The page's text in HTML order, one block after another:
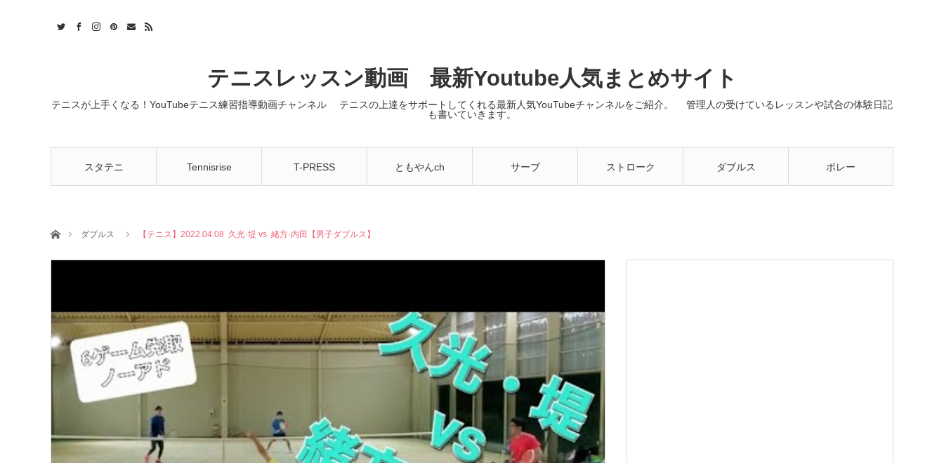
テニスレッスン動画 最新Youtube人気まとめサイト
テニスが上手くなる！YouTubeテニス練習指導動画チャンネル テニスの上達をサポートしてくれる最新人気YouTubeチャンネルをご紹介。 管理人の受けているレッスンや試合の体験日記
も書いていきます。
スタテニ Tennisrise T-PRESS ともやんch サーブ ストローク ダブルス ボレー
ホームダブルス 【テニス】2022.04.08 久光·堤 vs 緒方·内田【男子ダブルス】